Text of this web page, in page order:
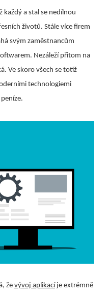
každý a stal se nedílnou
životů. Stále více firem
svým zaměstnancům
Nezáleží přitom na
Ve skoro všech se totiž
technologiemi
že vývoj aplikací je extrémně